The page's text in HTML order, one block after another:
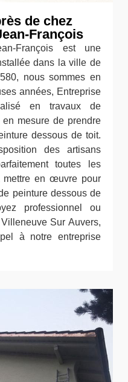
de chez
François
François est une
dans la ville de
nous sommes en
années, Entreprise
en travaux de
mesure de prendre
dessous de toit.
des artisans
toutes les
mettre en œuvre pour
peinture dessous de
professionnel ou
Sur Auvers,
à notre entreprise